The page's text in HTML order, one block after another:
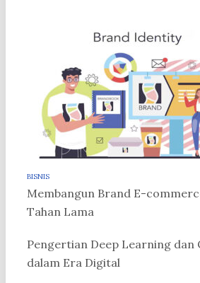
BISNIS
Membangun Brand E-
Tahan Lama
Pengertian Deep Learning dan
dalam Era Digital